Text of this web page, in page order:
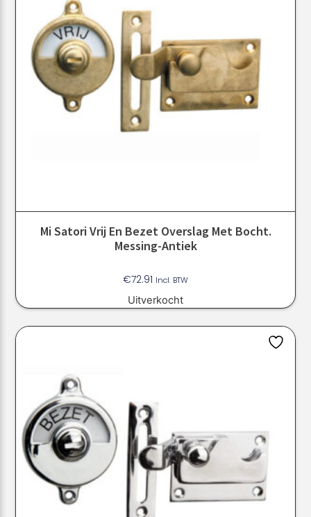
Mi Satori Vrij En Bezet Overslag Met Bocht.
Messing-Antiek
€72.91 Incl. BTW
Uitverkocht